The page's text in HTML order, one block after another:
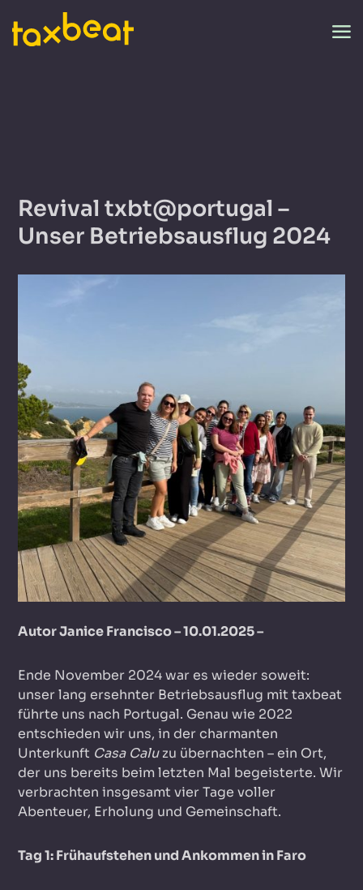
Revival txbt@portugal –
Unser Betriebsausflug 2024
Autor Janice Francisco – 10.01.2025 –
Ende November 2024 war es wieder soweit:
unser lang ersehnter Betriebsausflug mit taxbeat
führte uns nach Portugal. Genau wie 2022
entschieden wir uns, in der charmanten
Unterkunft Casa Caluzu übernachten – ein Ort,
der uns bereits beim letzten Mal begeisterte. Wir
verbrachten insgesamt vier Tage voller
Abenteuer, Erholung und Gemeinschaft.
Tag 1: Frühaufstehen und Ankommen in Faro